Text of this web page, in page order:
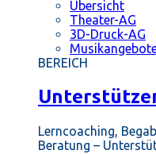
Übersicht
Theater-AG
3D-Druck-AG
BEREICH
Lerncoaching,
Beratung –